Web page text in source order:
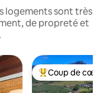
logements sont très
de propreté et
Coups de cœur
Coup de cœur